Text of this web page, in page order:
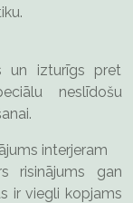
un izturīgs pret
neslīdošu
interjeram
risinājums gan
ir viegli kopjams